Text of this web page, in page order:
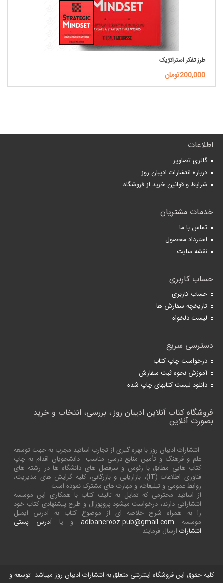
طرز تفکر استراتژیک
200,000تومان
اطلاعات
گالری تصاویر
درباره انتشارات ادیبان روز
شرایط و قوانین خرید از فروشگاه
خدمات مشتریان
تماس با ما
استرداد محصول
نقشه سایت
حساب کاربری
حساب کاربری
تاریخچه سفارش ها
لیست دلخواه
دسترسی سریع
درخواست چاپ کتاب
آموزش نحوه ثبت سفارش
دانلود لیست کتابهای چاپ شده
فروشگاه کتاب آنلاین ادیبان روز ، بررسی، انتخاب و خرید
بصورت آنلاین
انتشارات ادیبان روز با بهره گیری از تجارب اساتید مجرب به جهت توسعه
علم و فرهنگ و تأمین منابع درسی مناسب دانشجویان اقدام به چاپ
کتاب هایی مطابق با رئوس و سرفصل های دانشگاه ها در رشته های
فناوری اطلاعات (IT)، بازاریابی و بازرگانی، کلیه گرایش های مدیریت،
روابط عمومی و تبلیغات، و مهارت های مشترک نموده است.
از اساتید محترمی که تمایل به تالیف کتاب با همکاری این موسسه
انتشاراتی دارند، درخواست میشود پروپوزال و طرح پیشنهادی کتاب خود
را به همراه شرح خلاصه ای از موضوع کتاب به آدرس ایمیل
موسسه adibanerooz.pub@gmail.comو یاآدرس پستی
انتشارات ارسال فرمایند.
کلیه حقوق این فروشگاه اینترنتی متعلق به انتشارات ادیبان روز میباشد. توسعه و